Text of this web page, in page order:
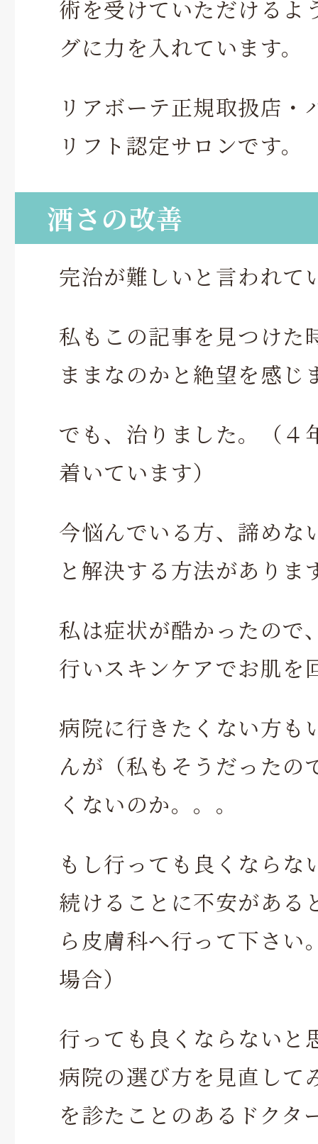
術を受けていただけるよ
グに力を入れています。
リアボーテ正規取扱店・
リフト認定サロンです。
酒さの改善
完治が難しいと言われて
私もこの記事を見つけた
ままなのかと絶望を感じ
でも、治りました。（４
着いています）
今悩んでいる方、諦めな
と解決する方法がありま
私は症状が酷かったので
行いスキンケアでお肌を
病院に行きたくない方も
んが（私もそうだったの
くないのか。。。
もし行っても良くならな
続けることに不安がある
ら皮膚科へ行って下さい
場合）
行っても良くならないと
病院の選び方を見直して
を診たことのあるドクタ